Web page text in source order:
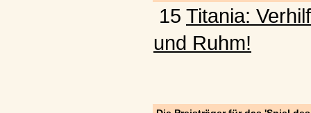
15 Titania:
und Ruhm!